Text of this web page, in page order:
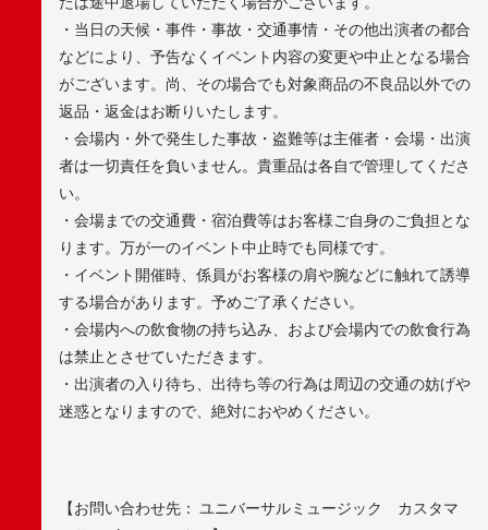
・当日の天候・事件・事故・交通事情・その他出演者の都合
などにより、予告なくイベント内容の変更や中止となる場合
がございます。尚、その場合でも対象商品の不良品以外での
返品・返金はお断りいたします。
・会場内・外で発生した事故・盗難等は主催者・会場・出演
者は一切責任を負いません。貴重品は各自で管理してくださ
い。
・会場までの交通費・宿泊費等はお客様ご自身のご負担とな
ります。万が一のイベント中止時でも同様です。
・イベント開催時、係員がお客様の肩や腕などに触れて誘導
する場合があります。予めご了承ください。
・会場内への飲食物の持ち込み、および会場内での飲食行為
は禁止とさせていただきます。
・出演者の入り待ち、出待ち等の行為は周辺の交通の妨げや
迷惑となりますので、絶対におやめください。
【お問い合わせ先： ユニバーサルミュージック カスタマ